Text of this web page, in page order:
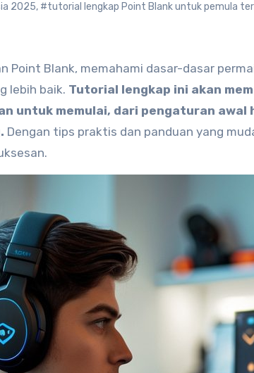
2025, #tutorial lengkap Point Blank untuk pemula
lebih baik. Tutorial lengkap ini akan
untuk memulai, dari pengaturan
Dengan tips praktis dan panduan yang